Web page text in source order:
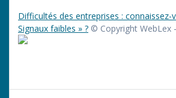
Difficultés des entreprises : connaissez-
Signaux faibles » ? © Copyright WebLex